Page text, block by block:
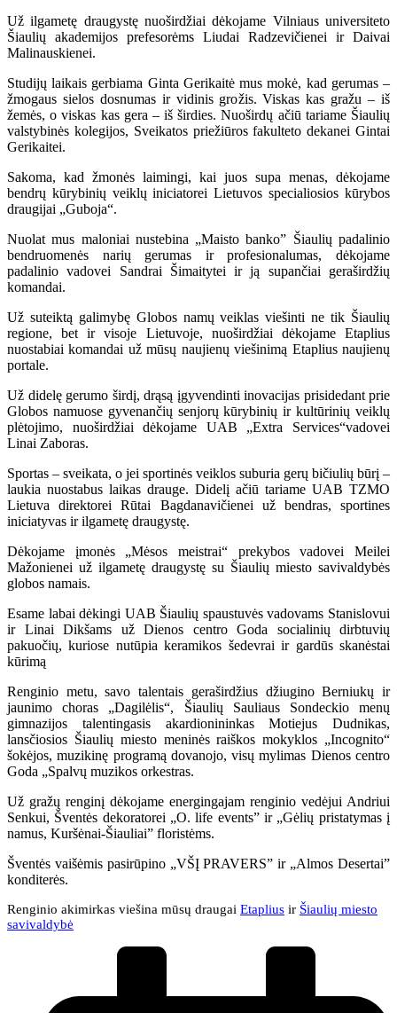
Už ilgametę draugystę nuoširdžiai dėkojame Vilniaus universiteto
Šiaulių akademijos prefesorėms Liudai Radzevičienei ir Daivai
Malinauskienei.
Studijų laikais gerbiama Ginta Gerikaitė mus mokė, kad gerumas –
žmogaus sielos dosnumas ir vidinis grožis. Viskas kas gražu – iš
žemės, o viskas kas gera – iš širdies. Nuoširdų ačiū tariame Šiaulių
valstybinės kolegijos, Sveikatos priežiūros fakulteto dekanei Gintai
Gerikaitei.
Sakoma, kad žmonės laimingi, kai juos supa menas, dėkojame
bendrų kūrybinių veiklų iniciatorei Lietuvos specialiosios kūrybos
draugijai „Guboja“.
Nuolat mus maloniai nustebina „Maisto banko” Šiaulių padalinio
bendruomenės narių gerumas ir profesionalumas, dėkojame
padalinio vadovei Sandrai Šimaitytei ir ją supančiai geraširdžių
komandai.
Už suteiktą galimybę Globos namų veiklas viešinti ne tik Šiaulių
regione, bet ir visoje Lietuvoje, nuoširdžiai dėkojame Etaplius
nuostabiai komandai už mūsų naujienų viešinimą Etaplius naujienų
portale.
Už didelę gerumo širdį, drąsą įgyvendinti inovacijas prisidedant prie
Globos namuose gyvenančių senjorų kūrybinių ir kultūrinių veiklų
plėtojimo, nuoširdžiai dėkojame UAB „Extra Services“vadovei
Linai Zaboras.
Sportas – sveikata, o jei sportinės veiklos suburia gerų bičiulių būrį –
laukia nuostabus laikas drauge. Didelį ačiū tariame UAB TZMO
Lietuva direktorei Rūtai Bagdanavičienei už bendras, sportines
iniciatyvas ir ilgametę draugystę.
Dėkojame įmonės „Mėsos meistrai“ prekybos vadovei Meilei
Mažonienei už ilgametę draugystę su Šiaulių miesto savivaldybės
globos namais.
Esame labai dėkingi UAB Šiaulių spaustuvės vadovams Stanislovui
ir Linai Dikšams už Dienos centro Goda socialinių dirbtuvių
pakuočių, kuriose nutūpia keramikos šedevrai ir gardūs skanėstai
kūrimą
Renginio metu, savo talentais geraširdžius džiugino Berniukų ir
jaunimo choras „Dagilėlis“, Šiaulių Sauliaus Sondeckio menų
gimnazijos talentingasis akardionininkas Motiejus Dudnikas,
lansčiosios Šiaulių miesto meninės raiškos mokyklos „Incognito“
šokėjos, muzikinę programą dovanojo, visų mylimas Dienos centro
Goda „Spalvų muzikos orkestras.
Už gražų renginį dėkojame energingajam renginio vedėjui Andriui
Senkui, Šventės dekoratorei „O. life events” ir „Gėlių pristatymas į
namus, Kuršėnai-Šiauliai” floristėms.
Šventės vaišėmis pasirūpino „VŠĮ PRAVERS” ir „Almos Desertai”
konditerės.
Renginio akimirkas viešina mūsų draugai Etaplius ir Šiaulių miesto
savivaldybė